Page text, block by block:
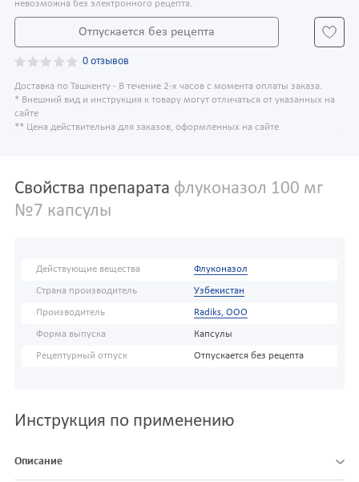
невозможна без электронного рецепта.
Отпускается без рецепта
0 отзывов
Доставка по Ташкенту - В течение 2-х часов с момента оплаты заказа.
* Внешний вид и инструкция к товару могут отличаться от указанных на
сайте
** Цена действительна для заказов, оформленных на сайте
Свойства препарата флуконазол 100 мг
№7 капсулы
Действующие вещества Флуконазол
Страна производитель Узбекистан
Производитель Radiks, ООО
Форма выпуска Капсулы
Рецептурный отпуск Отпускается без рецепта
Инструкция по применению
Описание